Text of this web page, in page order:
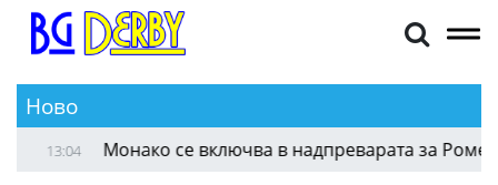
Ново
Левски без Майкон срещу Локо (Пловдив)